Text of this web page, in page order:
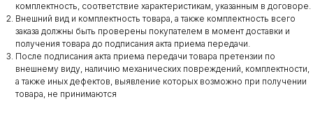
комплектность, соответствие характеристикам, указанным в договоре.
Внешний вид и комплектность товара, а также комплектность всего
заказа должны быть проверены покупателем в момент доставки и
получения товара до подписания акта приема передачи.
После подписания акта приема передачи товара претензии по
внешнему виду, наличию механических повреждений, комплектности,
а также иных дефектов, выявление которых возможно при получении
товара, не принимаются